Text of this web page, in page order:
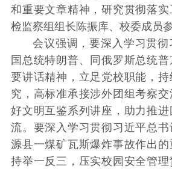
和重要文章精神，研究贯彻落
检监察组组长陈振库、校委成员参
会议强调，要深入学习贯
国总统特朗普、同俄罗斯总统
要讲话精神，立足党校职能，
究，高标准承接涉外团组考察
好文明互鉴系列讲座，助力推
流。要深入学习贯彻习近平总
源县一煤矿瓦斯爆炸事故作出
持举一反三，压实校园安全管